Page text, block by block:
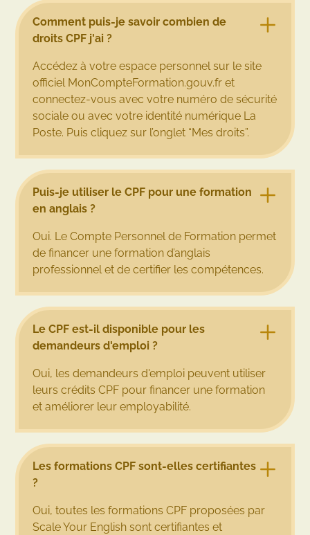
Comment puis-je savoir combien de
droits CPF j'ai ?
Accédez à votre espace personnel sur le site
officiel MonCompteFormation.gouv.fr et
connectez-vous avec votre numéro de sécurité
sociale ou avec votre identité numérique La
Poste. Puis cliquez sur l’onglet “Mes droits”.
Puis-je utiliser le CPF pour une formation
en anglais ?
Oui. Le Compte Personnel de Formation permet
de financer une formation d’anglais
professionnel et de certifier les compétences.
Le CPF est-il disponible pour les
demandeurs d'emploi ?
Oui, les demandeurs d'emploi peuvent utiliser
leurs crédits CPF pour financer une formation
et améliorer leur employabilité.
Les formations CPF sont-elles certifiantes
?
Oui, toutes les formations CPF proposées par
Scale Your English sont certifiantes et